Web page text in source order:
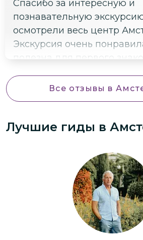
Спасибо за интересную и
познавательную
осмотрели весь центр
Экскурсия очень
полезна для первого
Все отзывы в
Лучшие гиды в